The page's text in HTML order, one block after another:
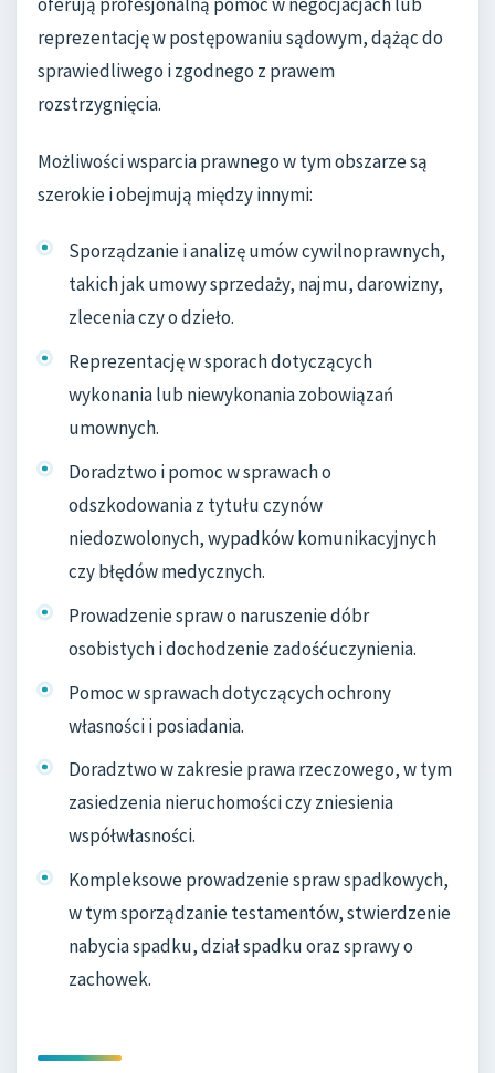
reprezentację w postępowaniu sądowym, dążąc do
sprawiedliwego i zgodnego z prawem
rozstrzygnięcia.
Możliwości wsparcia prawnego w tym obszarze są
szerokie i obejmują między innymi:
Sporządzanie i analizę umów cywilnoprawnych,
takich jak umowy sprzedaży, najmu, darowizny,
zlecenia czy o dzieło.
Reprezentację w sporach dotyczących
wykonania lub niewykonania zobowiązań
umownych.
Doradztwo i pomoc w sprawach o
odszkodowania z tytułu czynów
niedozwolonych, wypadków komunikacyjnych
czy błędów medycznych.
Prowadzenie spraw o naruszenie dóbr
osobistych i dochodzenie zadośćuczynienia.
Pomoc w sprawach dotyczących ochrony
własności i posiadania.
Doradztwo w zakresie prawa rzeczowego, w tym
zasiedzenia nieruchomości czy zniesienia
współwłasności.
Kompleksowe prowadzenie spraw spadkowych,
w tym sporządzanie testamentów, stwierdzenie
nabycia spadku, dział spadku oraz sprawy o
zachowek.